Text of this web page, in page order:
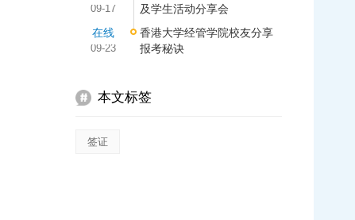
09-17
及学生活动分享会
在线
09-23
香港大学经管学院校友分享
报考秘诀
本文标签
签证